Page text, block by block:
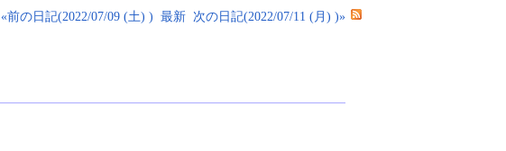
«前の日記(2022/07/09 (土) ) 最新 次の日記(2022/07/11 (月) )»